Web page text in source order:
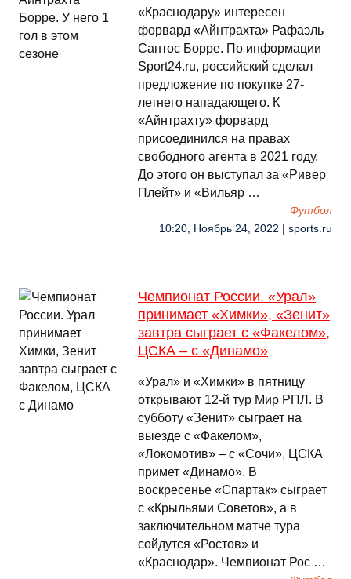
«Краснодару» интересен
форвард «Айнтрахта» Рафаэль
Сантос Борре. По информации
Sport24.ru, российский сделал
предложение по покупке 27-
летнего нападающего. К
«Айнтрахту» форвард
присоединился на правах
свободного агента в 2021 году.
До этого он выступал за «Ривер
Плейт» и «Вильяр …
Футбол
10:20, Ноябрь 24, 2022 | sports.ru
Чемпионат России. «Урал»
принимает «Химки», «Зенит»
завтра сыграет с «Факелом»,
ЦСКА – с «Динамо»
«Урал» и «Химки» в пятницу
открывают 12-й тур Мир РПЛ. В
субботу «Зенит» сыграет на
выезде с «Факелом»,
«Локомотив» – с «Сочи», ЦСКА
примет «Динамо». В
воскресенье «Спартак» сыграет
с «Крыльями Советов», а в
заключительном матче тура
сойдутся «Ростов» и
«Краснодар». Чемпионат Рос …